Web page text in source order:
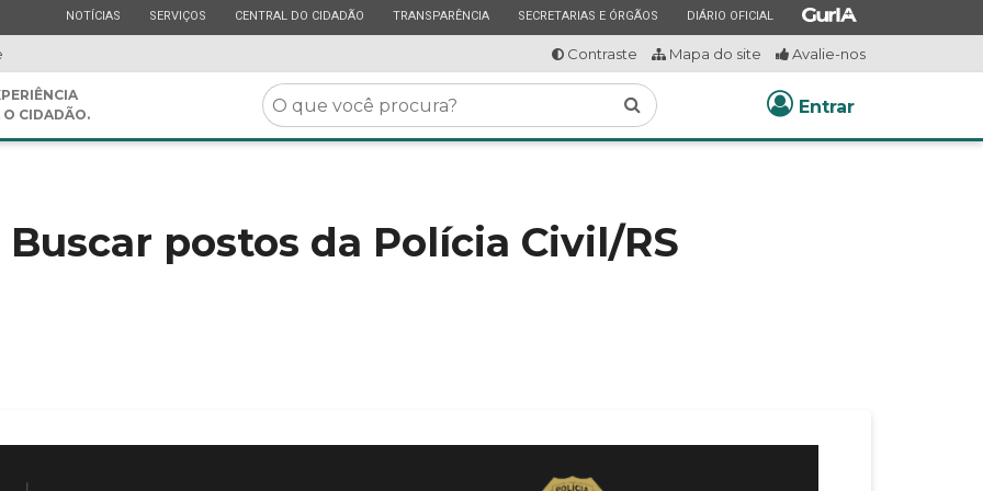
ESTADO
NOTÍCIAS ESTADO
SERVIÇOS ESTADO
CENTRAL DO CIDADÃO ESTADO
TRANSPARÊNCIA ESTADO
SECRETARIAS E ÓRGÃOS ESTADO
DIÁRIO OFICIAL ESTADO
Contraste Mapa do site Avalie-nos
O CIDADÃO.
O
que
você
Buscar Entrar
postos da Polícia Civil/RS